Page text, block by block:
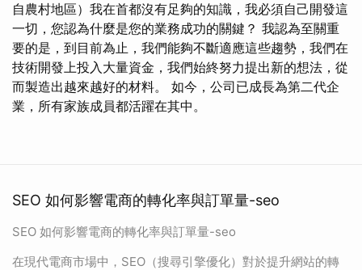
自農村地區）我在首都沒有足夠的知識，我必須自己開發這
一切，您認為什麼是您的業務成功的關鍵？ 我認為至關重
要的是，到目前為止，我們能夠不斷適應這些趨勢，我們在
技術開發上投入大量資金，我們始終努力提出新的想法，從
而製造出越來越好的材料。 如今，公司已成長為第二代企
業，所有家族成員都活躍在其中。
SEO 如何影響電商的轉化率與訂單量-seo
SEO 如何影響電商的轉化率與訂單量-seo
在現代電商市場中，SEO（搜尋引擎優化）對於提升網站的轉